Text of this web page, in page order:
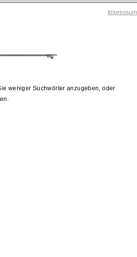
Impressum
weniger Suchwörter anzugeben, oder